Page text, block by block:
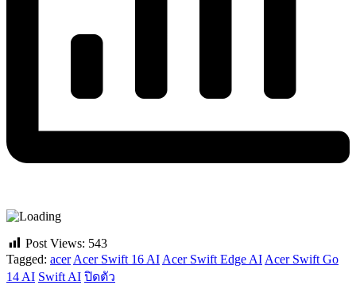
Post Views: 543
Tagged: acerAcer Swift 16 AIAcer Swift Edge AIAcer Swift Go
14 AI Swift AI ปิดตัว